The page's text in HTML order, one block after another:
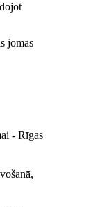
jomas
- Rīgas